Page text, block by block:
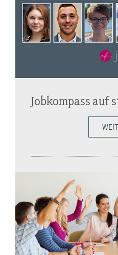
Jobkompass auf